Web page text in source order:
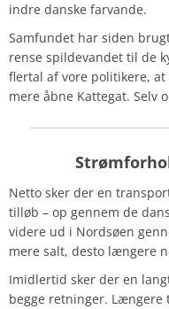
indre danske farvande.
Samfundet har siden
rense spildevandet til de
flertal af vore politikere,
mere åbne Kattegat. Selv
Netto sker der en
tilløb – op gennem de
videre ud i Nordsøen
mere salt, desto længere
Imidlertid sker der en
begge retninger. Længere